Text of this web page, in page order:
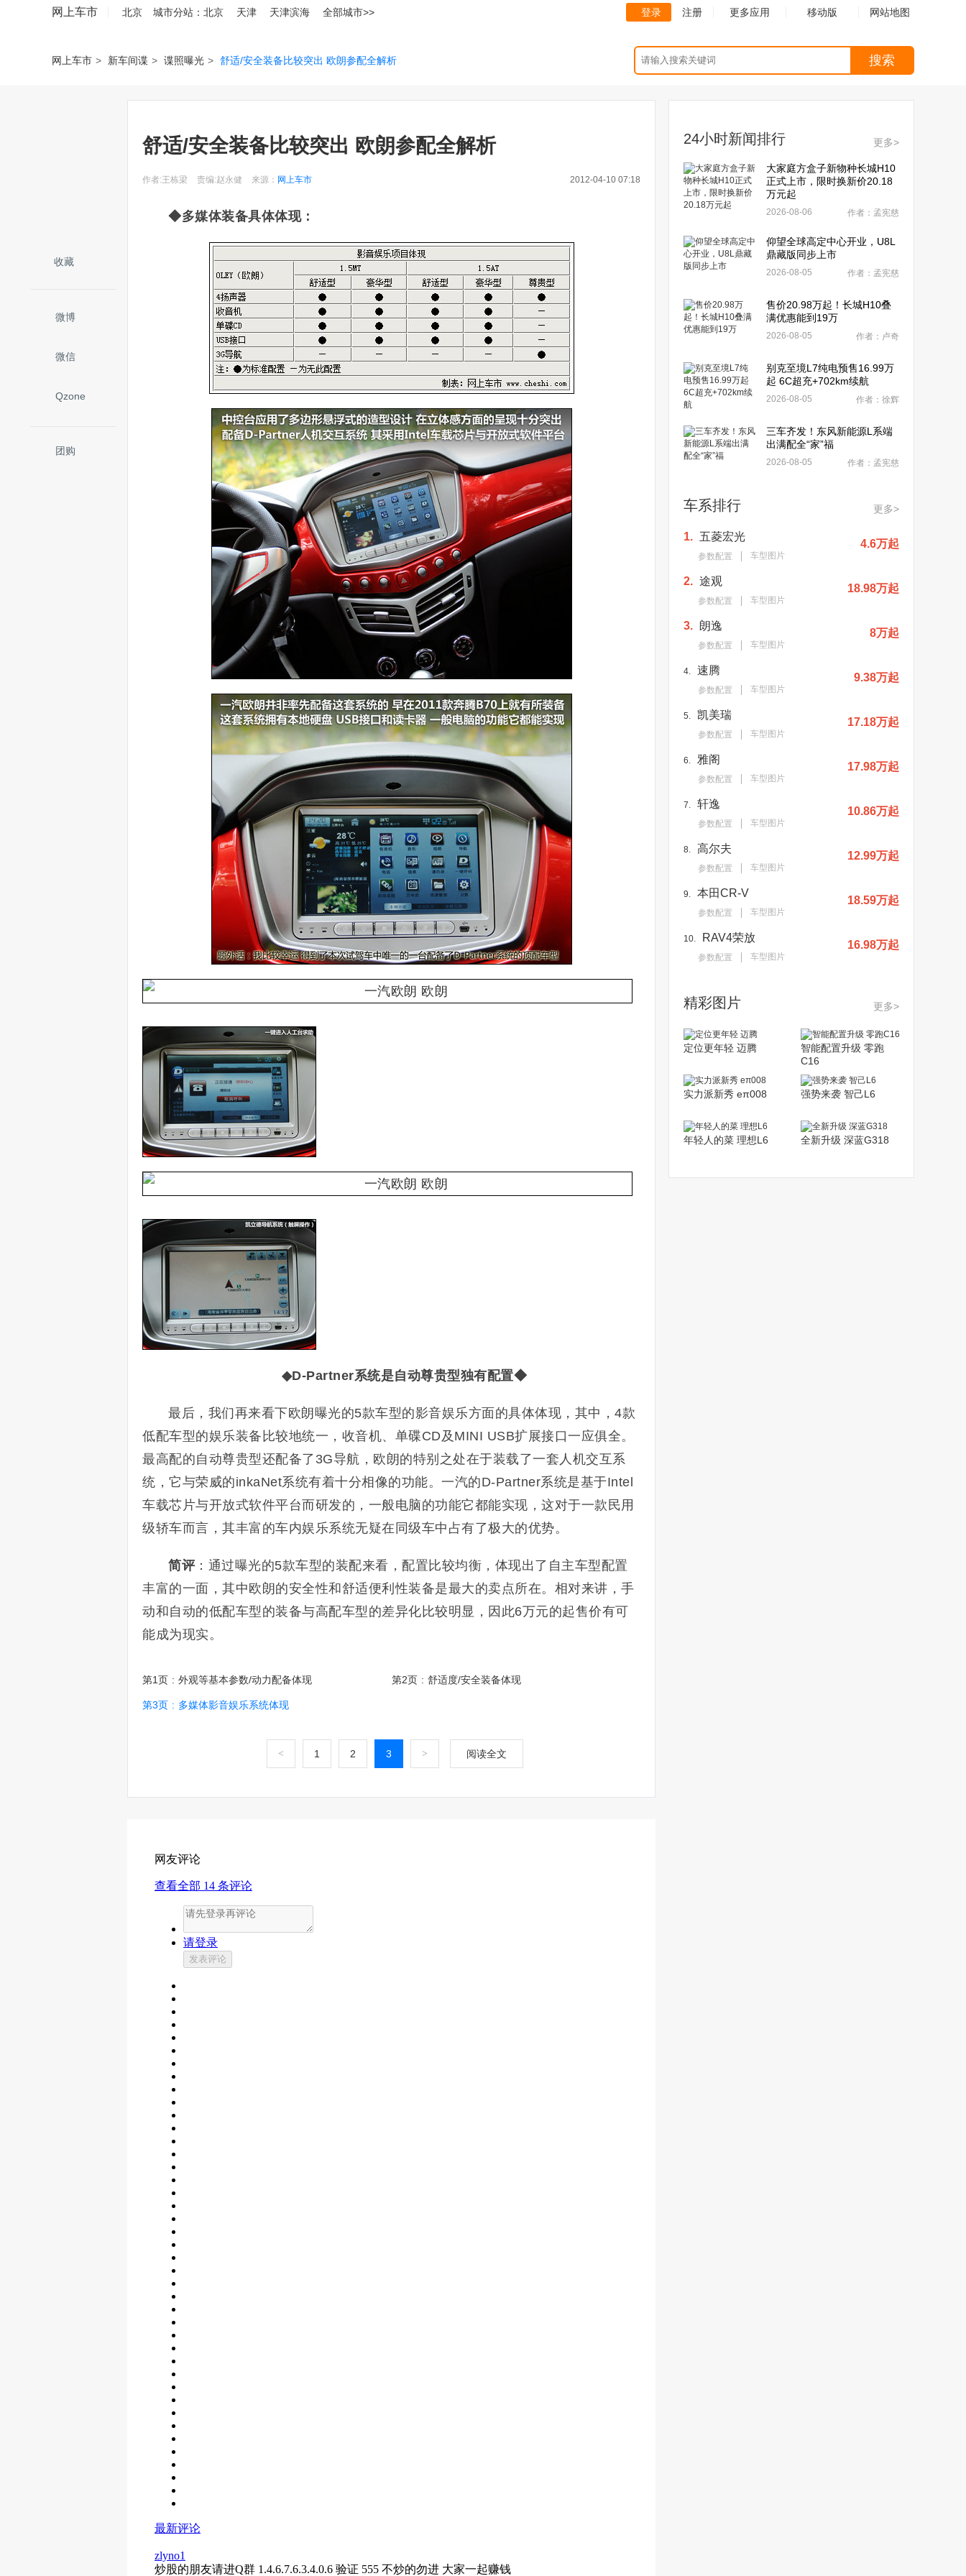
网上车市 北京 城市分站： 北京 天津 天津滨海 全部城市>> 登录 注册 更多应用 移动版 网站地图
网上车市 > 新车间谍 > 谍照曝光 > 舒适/安全装备比较突出 欧朗参配全解析 搜索
收藏
微博
微信
Qzone
团购
舒适/安全装备比较突出 欧朗参配全解析
作者:王栋梁 责编:赵永健 来源： 网上车市 2012-04-10 07:18
◆多媒体装备具体体现：
◆D-Partner系统是自动尊贵型独有配置◆
最后，我们再来看下欧朗曝光的5款车型的影音娱乐方面的具体体现，其中，4款
低配车型的娱乐装备比较地统一，收音机、单碟CD及MINI USB扩展接口一应俱全。
最高配的自动尊贵型还配备了3G导航，欧朗的特别之处在于装载了一套人机交互系
统，它与荣威的inkaNet系统有着十分相像的功能。一汽的D-Partner系统是基于Intel
车载芯片与开放式软件平台而研发的，一般电脑的功能它都能实现，这对于一款民用
级轿车而言，其丰富的车内娱乐系统无疑在同级车中占有了极大的优势。
简评：通过曝光的5款车型的装配来看，配置比较均衡，体现出了自主车型配置
丰富的一面，其中欧朗的安全性和舒适便利性装备是最大的卖点所在。相对来讲，手
动和自动的低配车型的装备与高配车型的差异化比较明显，因此6万元的起售价有可
能成为现实。
第1页 : 外观等基本参数/动力配备体现 第2页 : 舒适度/安全装备体现
第3页 : 多媒体影音娱乐系统体现
< 1 2 3 > 阅读全文
24小时新闻排行 更多>
大家庭方盒子新物种长城H10
正式上市，限时换新价20.18
万元起
2026-08-06 作者：孟宪慈
仰望全球高定中心开业，U8L
鼎藏版同步上市
2026-08-05 作者：孟宪慈
售价20.98万起！长城H10叠
满优惠能到19万
2026-08-05 作者：卢奇
别克至境L7纯电预售16.99万
起 6C超充+702km续航
2026-08-05 作者：徐辉
三车齐发！东风新能源L系端
出满配全“家”福
2026-08-05 作者：孟宪慈
车系排行 更多>
1. 五菱宏光
参数配置 车型图片
4.6万起
2. 途观
参数配置 车型图片
18.98万起
3. 朗逸
参数配置 车型图片
8万起
4. 速腾
参数配置 车型图片
9.38万起
5. 凯美瑞
参数配置 车型图片
17.18万起
6. 雅阁
参数配置 车型图片
17.98万起
7. 轩逸
参数配置 车型图片
10.86万起
8. 高尔夫
参数配置 车型图片
12.99万起
9. 本田CR-V
参数配置 车型图片
18.59万起
10. RAV4荣放
参数配置 车型图片
16.98万起
精彩图片 更多>
定位更年轻 迈腾
智能配置升级 零跑
C16
实力派新秀 eπ008 强势来袭 智己L6
年轻人的菜 理想L6 全新升级 深蓝G318